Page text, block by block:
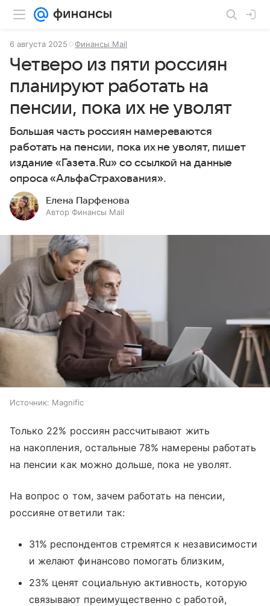
6 августа 2025 Финансы Mail
Четверо из пяти россиян
планируют работать на
пенсии, пока их не уволят
Большая часть россиян намереваются
работать на пенсии, пока их не уволят, пишет
издание «Газета.Ru» со ссылкой на данные
опроса «АльфаСтрахования».
Елена Парфенова
Автор Финансы Mail
Источник: Magnific
Только 22% россиян рассчитывают жить
на накопления, остальные 78% намерены работать
на пенсии как можно дольше, пока не уволят.
На вопрос о том, зачем работать на пенсии,
россияне ответили так:
31% респондентов стремятся к независимости
и желают финансово помогать близким,
23% ценят социальную активность, которую
связывают преимущественно с работой,